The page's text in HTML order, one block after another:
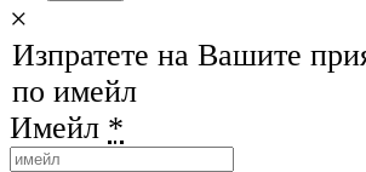
×
Изпратете на Вашите
по имейл
Имейл *